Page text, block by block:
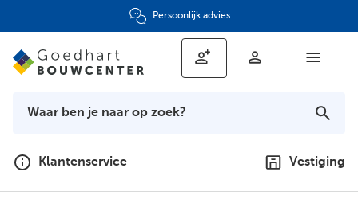
Persoonlijk advies
Klantenservice Vestiging